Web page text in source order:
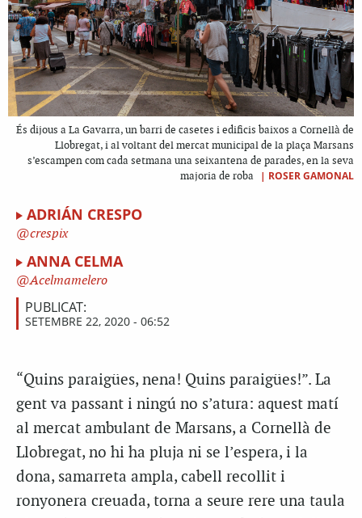
És dijous a La Gavarra, un barri de casetes i edificis baixos a Cornellà de
Llobregat, i al voltant del mercat municipal de la plaça Marsans
s’escampen com cada setmana una seixantena de parades, en la seva
majoria de roba
| ROSER GAMONAL
ADRIÁN CRESPO
crespix
ANNA CELMA
Acelmamelero
PUBLICAT:
SETEMBRE 22, 2020 - 06:52
“Quins paraigües, nena! Quins paraigües!”. La
gent va passant i ningú no s’atura: aquest matí
al mercat ambulant de Marsans, a Cornellà de
Llobregat, no hi ha pluja ni se l’espera, i la
dona, samarreta ampla, cabell recollit i
ronyonera creuada, torna a seure rere una taula